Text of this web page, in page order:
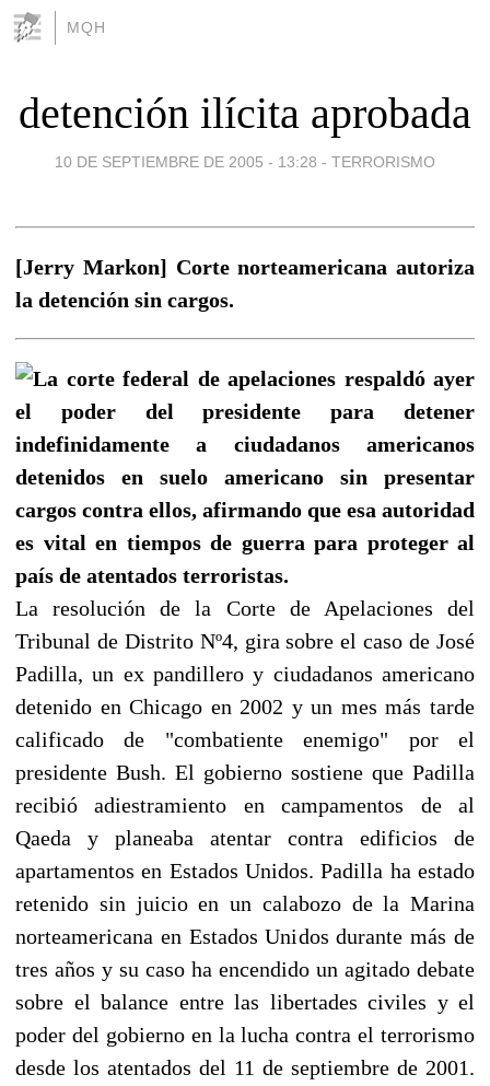
MQH
detención ilícita aprobada
10 DE SEPTIEMBRE DE 2005 - 13:28 - TERRORISMO
[Jerry Markon] Corte norteamericana autoriza
la detención sin cargos.
La corte federal de apelaciones respaldó ayer
el poder del presidente para detener
indefinidamente a ciudadanos americanos
detenidos en suelo americano sin presentar
cargos contra ellos, afirmando que esa autoridad
es vital en tiempos de guerra para proteger al
país de atentados terroristas.
La resolución de la Corte de Apelaciones del
Tribunal de Distrito Nº4, gira sobre el caso de José
Padilla, un ex pandillero y ciudadanos americano
detenido en Chicago en 2002 y un mes más tarde
calificado de "combatiente enemigo" por el
presidente Bush. El gobierno sostiene que Padilla
recibió adiestramiento en campamentos de al
Qaeda y planeaba atentar contra edificios de
apartamentos en Estados Unidos. Padilla ha estado
retenido sin juicio en un calabozo de la Marina
norteamericana en Estados Unidos durante más de
tres años y su caso ha encendido un agitado debate
sobre el balance entre las libertades civiles y el
poder del gobierno en la lucha contra el terrorismo
desde los atentados del 11 de septiembre de 2001.